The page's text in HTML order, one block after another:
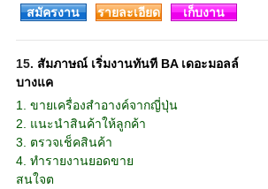
สมัครงาน รายละเอียด เก็บงาน
15. สัมภาษณ์ เริ่มงานทันที BA เดอะมอลล์
บางแค
1. ขายเครื่องสำอางค์จากญี่ปุ่น
2. แนะนำสินค้าให้ลูกค้า
3. ตรวจเช็คสินค้า
4. ทำรายงานยอดขาย
สนใจต